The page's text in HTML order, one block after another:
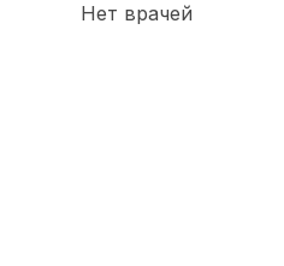
Нет врачей